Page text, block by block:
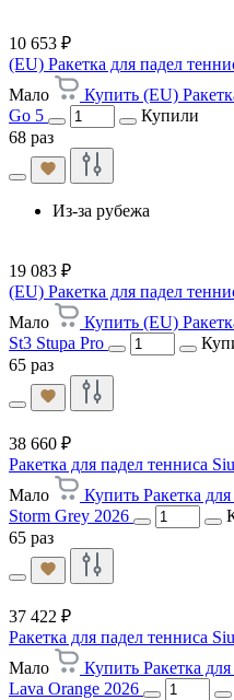
10 653 ₽
(EU) Ракетка для падел
Мало
Купить (EU)
Go 5
Купили
68 раз
Из-за рубежа
19 083 ₽
(EU) Ракетка для падел
Мало
Купить (EU)
St3 Stupa Pro
65 раз
38 660 ₽
Ракетка для падел тенниса
Мало
Купить Ракетка
Storm Grey 2026
65 раз
37 422 ₽
Ракетка для падел тенниса
Мало
Купить Ракетка
Lava Orange 2026